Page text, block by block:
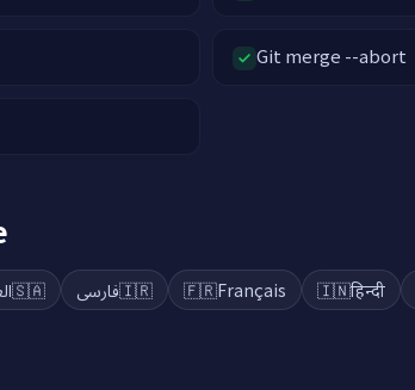
Git merge --abort
🇸🇦 🇮🇷فارسی 🇫🇷Français 🇮🇳हिन्दी